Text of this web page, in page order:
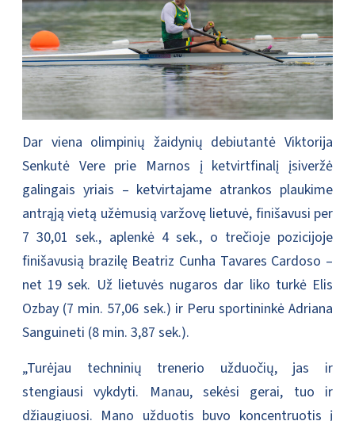
Dar viena olimpinių žaidynių debiutantė Viktorija
Senkutė Vere prie Marnos į ketvirtfinalį įsiveržė
galingais yriais – ketvirtajame atrankos plaukime
antrąją vietą užėmusią varžovę lietuvė, finišavusi per
7 30,01 sek., aplenkė 4 sek., o trečioje pozicijoje
finišavusią brazilę Beatriz Cunha Tavares Cardoso –
net 19 sek. Už lietuvės nugaros dar liko turkė Elis
Ozbay (7 min. 57,06 sek.) ir Peru sportininkė Adriana
Sanguineti (8 min. 3,87 sek.).
„Turėjau techninių trenerio užduočių, jas ir
stengiausi vykdyti. Manau, sekėsi gerai, tuo ir
džiaugiuosi. Mano užduotis buvo koncentruotis į